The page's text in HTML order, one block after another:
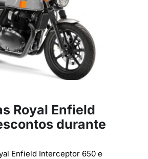
Royal Enfield
durante
Enfield Interceptor 650 e